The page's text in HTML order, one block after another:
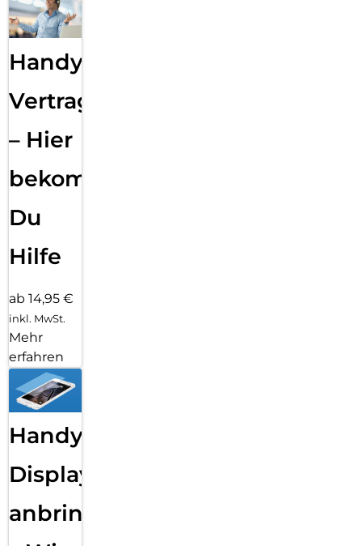
Handy
Vertragsabwicklung
– Hier
bekommst
Du
Hilfe
ab 14,95 €
inkl. MwSt.
Mehr
erfahren
Handy
Displayfolie
anbringen